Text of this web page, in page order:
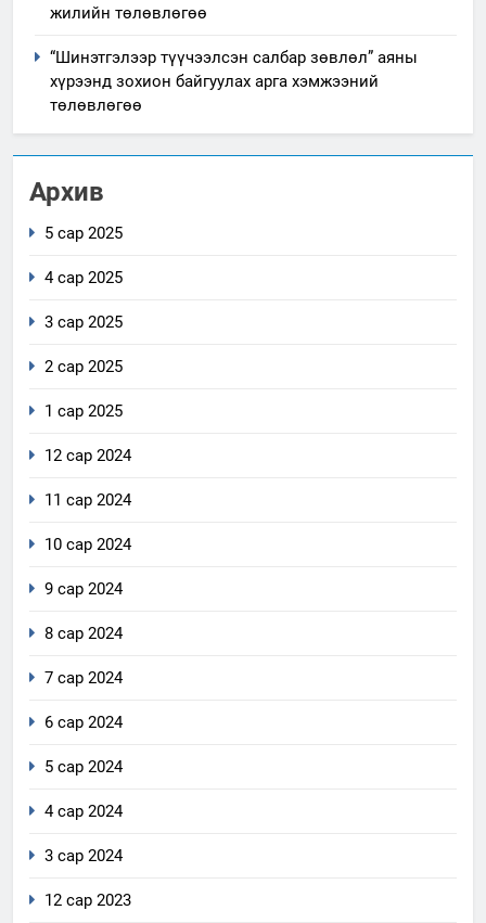
жилийн төлөвлөгөө
“Шинэтгэлээр түүчээлсэн салбар зөвлөл” аяны
хүрээнд зохион байгуулах арга хэмжээний
төлөвлөгөө
Архив
5 сар 2025
4 сар 2025
3 сар 2025
2 сар 2025
1 сар 2025
12 сар 2024
11 сар 2024
10 сар 2024
9 сар 2024
8 сар 2024
7 сар 2024
6 сар 2024
5 сар 2024
4 сар 2024
3 сар 2024
12 сар 2023